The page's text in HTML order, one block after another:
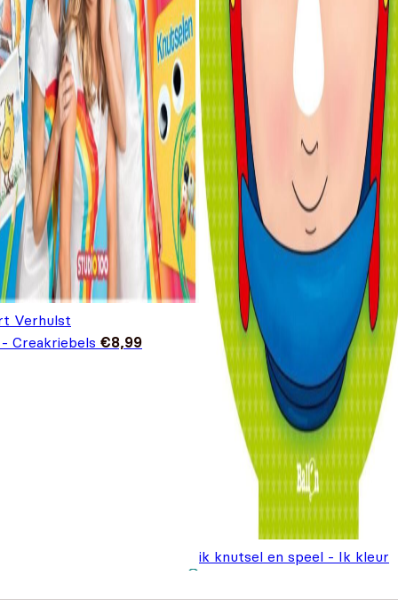
Verhulst
Creakriebels €8,99
ik knutsel en speel - Ik kleur